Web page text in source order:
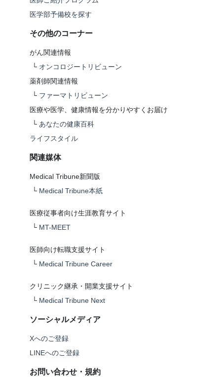
医学部予備校を探す
その他のコーナー
がん関連情報
└ オンコロジートリビューン
薬剤師関連情報
└ ファーマトリビューン
医療や医学、健康情報を分かりやすくお届け
└ あなたの健康百科
ライフスタイル
関連媒体
Medical Tribune新聞版
└ Medical Tribune本紙
医療従事者向け生涯教育サイト
└ MT-MEET
医師向け転職支援サイト
└ Medical Tribune Career
クリニック継承・開業支援サイト
└ Medical Tribune Next
ソーシャルメディア
Xへのご登録
LINEへのご登録
お問い合わせ・規約